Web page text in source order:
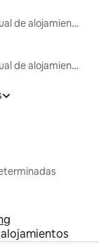
Renta mensual de alojamientos
Renta mensual de alojamientos
alojamientos